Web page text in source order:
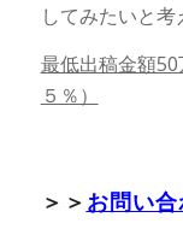
してみたいと考
最低出稿金額
５％）
＞＞ お問い